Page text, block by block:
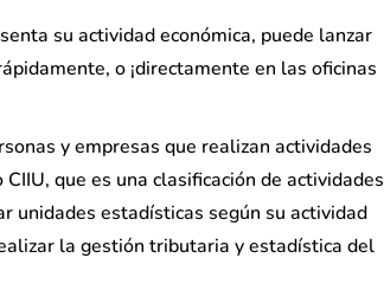
su actividad económica, puede lanzar
o ¡directamente en las oficinas
y empresas que realizan actividades
que es una clasificación de actividades
unidades estadísticas según su actividad
la gestión tributaria y estadística del